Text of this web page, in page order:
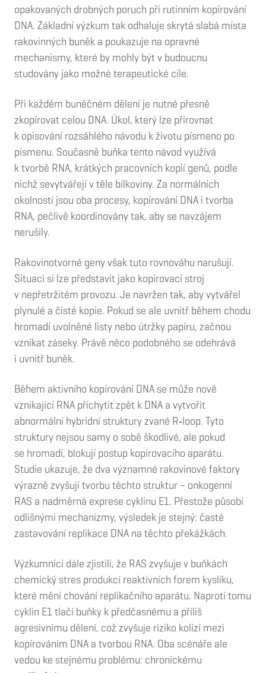
opakovaných drobných poruch při rutinním kopírování
DNA. Základní výzkum tak odhaluje skrytá slabá místa
rakovinných buněk a poukazuje na opravné
mechanismy, které by mohly být v budoucnu
studovány jako možné terapeutické cíle.
Při každém buněčném dělení je nutné přesně
zkopírovat celou DNA. Úkol, který lze přirovnat
k opisování rozsáhlého návodu k životu písmeno po
písmenu. Současně buňka tento návod využívá
k tvorbě RNA, krátkých pracovních kopií genů, podle
nichž sevytvářejí v těle bílkoviny. Za normálních
okolností jsou oba procesy, kopírování DNA i tvorba
RNA, pečlivě koordinovány tak, aby se navzájem
nerušily.
Rakovinotvorné geny však tuto rovnováhu narušují.
Situaci si lze představit jako kopírovací stroj
v nepřetržitém provozu. Je navržen tak, aby vytvářel
plynulé a čisté kopie. Pokud se ale uvnitř během chodu
hromadí uvolněné listy nebo útržky papíru, začnou
vznikat záseky. Právě něco podobného se odehrává
i uvnitř buněk.
Během aktivního kopírování DNA se může nově
vznikající RNA přichytit zpět k DNA a vytvořit
abnormální hybridní struktury zvané R‑loop. Tyto
struktury nejsou samy o sobě škodlivé, ale pokud
se hromadí, blokují postup kopírovacího aparátu.
Studie ukazuje, že dva významné rakovinové faktory
výrazně zvyšují tvorbu těchto struktur – onkogenní
RAS a nadměrná exprese cyklinu E1. Přestože působí
odlišnými mechanizmy, výsledek je stejný: časté
zastavování replikace DNA na těchto překážkách.
Výzkumníci dále zjistili, že RAS zvyšuje v buňkách
chemický stres produkcí reaktivních forem kyslíku,
které mění chování replikačního aparátu. Naproti tomu
cyklin E1 tlačí buňky k předčasnému a příliš
agresivnímu dělení, což zvyšuje riziko kolizí mezi
kopírováním DNA a tvorbou RNA. Oba scénáře ale
vedou ke stejnému problému: chronickému